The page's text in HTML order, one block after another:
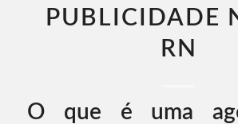
PUBLICIDADE
RN​
O que é uma